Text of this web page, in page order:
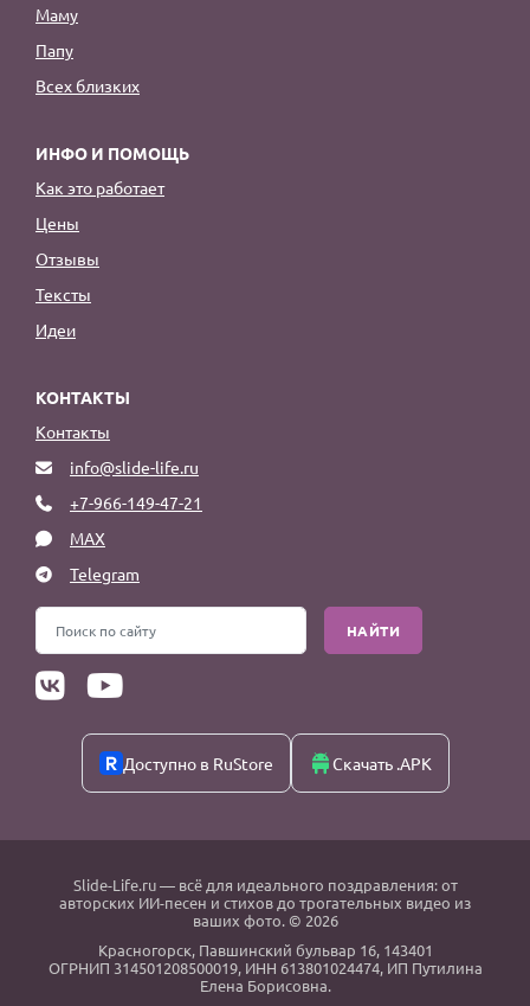
Маму
Папу
Всех близких
ИНФО И ПОМОЩЬ
Как это работает
Цены
Отзывы
Тексты
Идеи
КОНТАКТЫ
Контакты
info@slide-life.ru
+7-966-149-47-21
MAX
Telegram
НАЙТИ
Доступно в RuStore Скачать .APK
Slide-Life.ru— всё для идеального поздравления: от
авторских ИИ-песен и стихов до трогательных видео из
ваших фото. © 2026
Красногорск, Павшинский бульвар 16, 143401
ОГРНИП 314501208500019, ИНН 613801024474, ИП Путилина
Елена Борисовна.